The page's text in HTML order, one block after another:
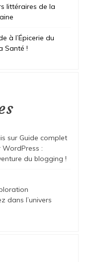
littéraires de la
à l’Épicerie du
Santé !
sur Guide complet
:
du blogging !
dans l’univers